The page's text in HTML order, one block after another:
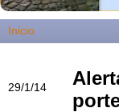
29/1/14